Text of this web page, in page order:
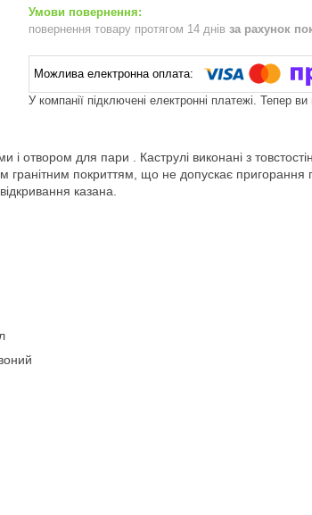
повернення товару протягом 14 днів за рахунок
У компанії підключені електронні платежі. Тепер
і отвором для пари . Каструлі виконані з
гранітним покриттям, що не допускає пригорання
казана.